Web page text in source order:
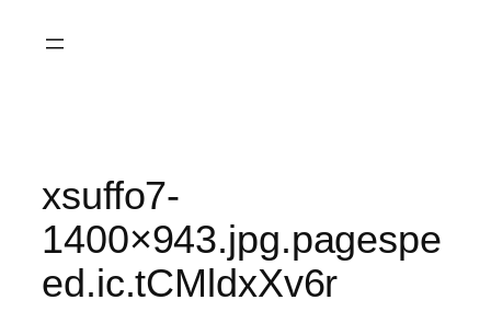
xsuffo7-
1400×943.jpg.pagespe
ed.ic.tCMldxXv6r